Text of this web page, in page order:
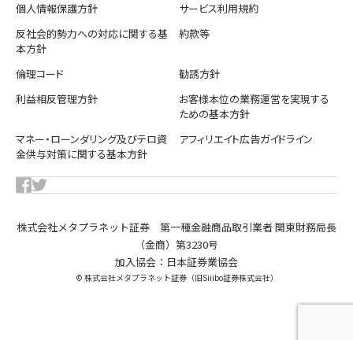
人データを閲覧等できないような措置を講じます
又は個人データが記載された書類等は、施錠できるキャビネッ
・個人データが記録された電子媒体等を持ち運ぶことは基本的に
に入れて搬送する等、紛失・盗難等を防ぐための安全な方策を講
や電子記録媒体等を廃棄する場合は、その取扱方法、責任者・担
当者、及びその任務等について定めた取扱規程に則り、実行して
います。
（6）技術的安全管理措置
・取扱う個人データの内容に応じて、個人データを保存するサー
・ユーザーIDやパスワード、指紋認証等のいずれかの方法、又は
複数の方法の組み合わせにより、アクセスする者の識別と認証を
・ファイアウォール等による境界防御の構築等、外部からの不正
アクセスを防止するための措置を実施しています。
個人情報保護方針
サービス利用規約
反社会的勢力への対応に関する基
本方針
約款等
倫理コード
勧誘方針
利益相反管理方針
お客様本位の業務運営を実現する
ための基本方針
マネー・ローンダリング及びテロ資
金供与対策に関する基本方針
アフィリエイト広告ガイドライン
株式会社メタプラネット証券 第一種金融商品取引業者 関東財務局長
（金商）第3230号
加入協会：日本証券業協会
© 株式会社メタプラネット証券（旧Siiibo証券株式会社）